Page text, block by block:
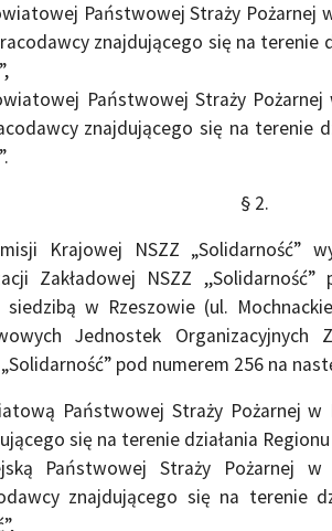
Państwowej Straży Pożarnej
znajdującego się na terenie
Państwowej Straży
znajdującego się na terenie
§ 2.
Krajowej NSZZ „Solidarność”
Zakładowej NSZZ
siedzibą w Rzeszowie (ul.
Jednostek Organizacyjnych
pod numerem 256 na
Państwowej Straży Pożarnej w
się na terenie działania
Państwowej Straży Pożarnej
znajdującego się na terenie